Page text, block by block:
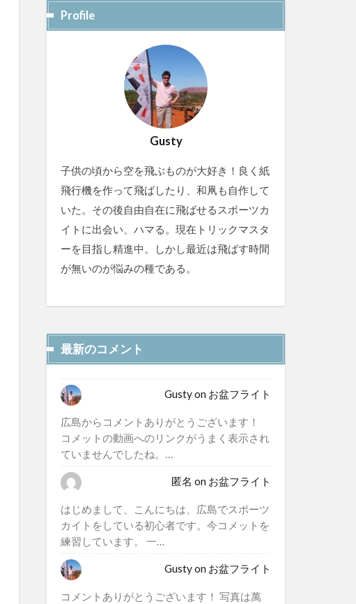
Profile
Gusty
子供の頃から空を飛ぶものが大好き！良く紙
飛行機を作って飛ばしたり、和凧も自作して
いた。その後自由自在に飛ばせるスポーツカ
イトに出会い、ハマる。現在トリックマスタ
ーを目指し精進中。しかし最近は飛ばす時間
が無いのが悩みの種である。
最新のコメント
Gustyon お盆フライト
広島からコメントありがとうございます！
コメットの動画へのリンクがうまく表示され
ていませんでしたね。…
匿名 on お盆フライト
はじめまして、こんにちは、広島でスポーツ
カイトをしている初心者です。今コメットを
練習しています。 一…
Gustyon お盆フライト
コメントありがとうございます！ 写真は萬